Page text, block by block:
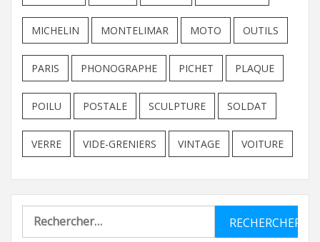
MICHELIN MONTELIMAR MOTO OUTILS
PARIS PHONOGRAPHE PICHET PLAQUE
POILU POSTALE SCULPTURE SOLDAT
VERRE VIDE-GRENIERS VINTAGE VOITURE
Rechercher :